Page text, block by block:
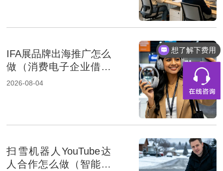
IFA展品牌出海推广怎么
做（消费电子企业借助
展会出海）
2026-08-04
扫雪机器人YouTube达
人合作怎么做（智能家
想了解下费用